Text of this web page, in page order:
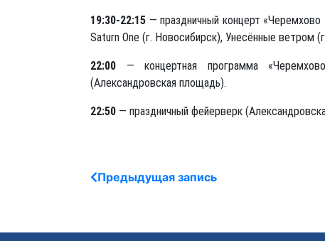
19:30-22:15 — праздничный концерт
Saturn One (г. Новосибирск), Унесённые
22:00 — концертная программа
(Александровская площадь).
22:50 — праздничный фейерверк
Предыдущая запись